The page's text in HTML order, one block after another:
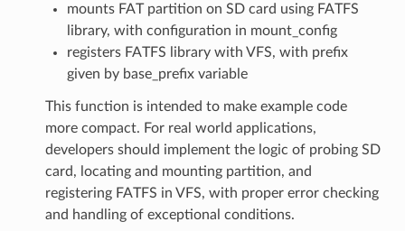
mounts FAT partition on SD card using FATFS
library, with configuration in mount_config
registers FATFS library with VFS, with prefix
given by base_prefix variable
This function is intended to make example code
more compact. For real world applications,
developers should implement the logic of probing SD
card, locating and mounting partition, and
registering FATFS in VFS, with proper error checking
and handling of exceptional conditions.